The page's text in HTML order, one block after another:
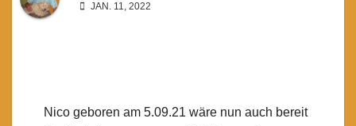
JAN. 11, 2022
Nico geboren am 5.09.21 wäre nun auch bereit